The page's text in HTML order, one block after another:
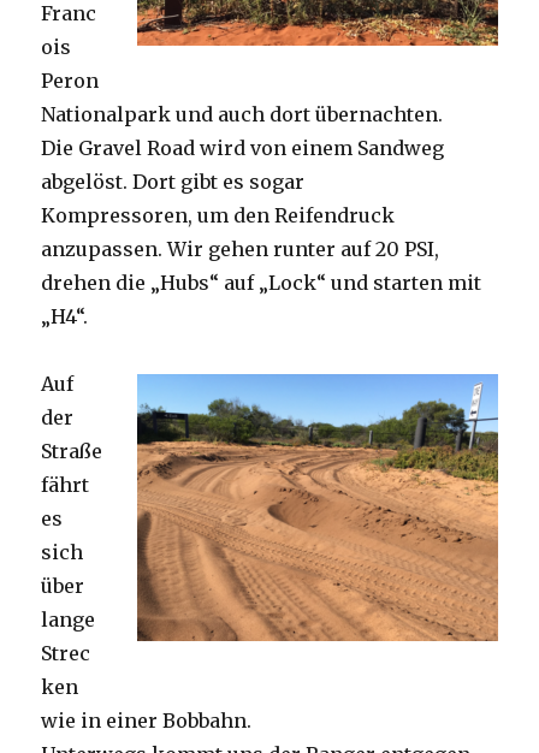
Franc
ois
Peron
Nationalpark und auch dort übernachten.
Die Gravel Road wird von einem Sandweg
abgelöst. Dort gibt es sogar
Kompressoren, um den Reifendruck
anzupassen. Wir gehen runter auf 20 PSI,
drehen die „Hubs“ auf „Lock“ und starten mit
„H4“.
Auf
der
Straße
fährt
es
sich
über
lange
Strec
ken
wie in einer Bobbahn.